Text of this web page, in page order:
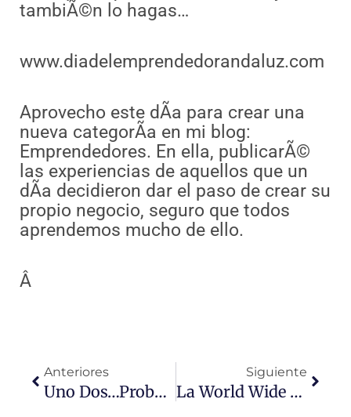
tambiÃ©n lo hagas…
www.diadelemprendedorandaluz.com
Aprovecho este dÃ­a para crear una
nueva categorÃ­a en mi blog:
Emprendedores. En ella, publicarÃ©
las experiencias de aquellos que un
dÃ­a decidieron dar el paso de crear su
propio negocio, seguro que todos
aprendemos mucho de ello.
Â
Anteriores
Uno Dos…probando
Siguiente
La World Wide Web Celebrará Su XVIII Congreso Internacional Por El Desarrollo De Internet En España